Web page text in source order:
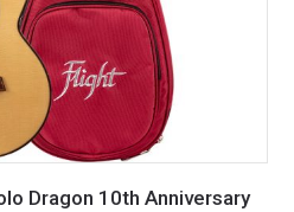
Dragon 10th Anniversary